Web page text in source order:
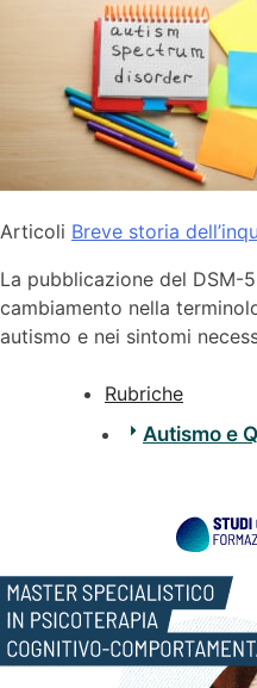
Articoli Breve storia
La pubblicazione del DSM-
cambiamento nella
autismo e nei sintomi
Rubriche
Autismo e